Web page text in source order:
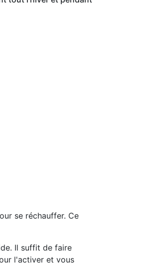
se réchauffer. Ce
Il suffit de faire
l'activer et vous